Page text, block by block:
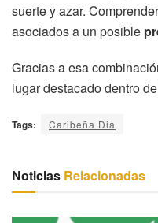
suerte y azar.
asociados a un posible
Gracias a esa
lugar destacado dentro
Tags: Caribeña Dia
Noticias Relacionadas